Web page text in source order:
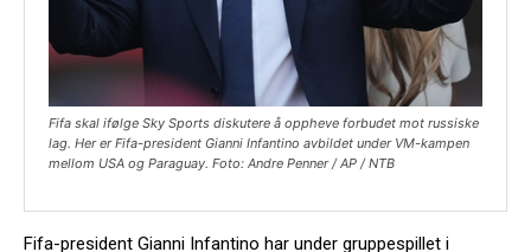
Fifa skal ifølge Sky Sports diskutere å oppheve forbudet mot russiske
lag. Her er Fifa-president Gianni Infantino avbildet under VM-kampen
mellom USA og Paraguay. Foto: Andre Penner / AP / NTB
Fifa-president Gianni Infantino har under gruppespillet i